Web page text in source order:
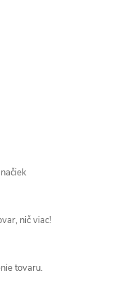
nič viac!
tovaru.